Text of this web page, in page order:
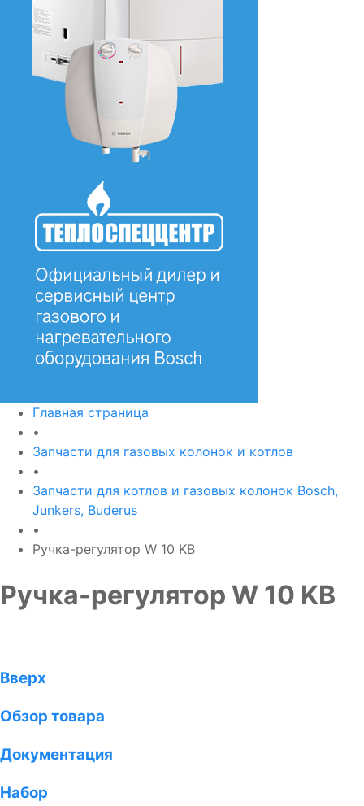
Главная страница
•
Запчасти для газовых колонок и котлов
•
Запчасти для котлов и газовых колонок Bosch,
Junkers, Buderus
•
Ручка-регулятор W 10 KB
Ручка-регулятор W 10 KB
Вверх
Обзор товара
Документация
Набор